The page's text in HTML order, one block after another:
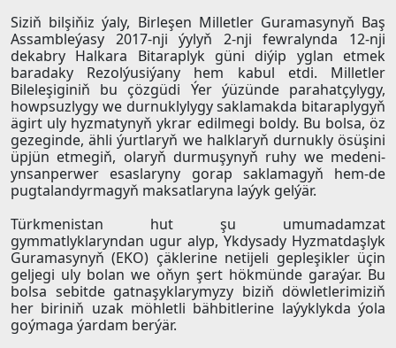
Siziň bilşiňiz ýaly, Birleşen Milletler Guramasynyň Baş
Assambleýasy 2017-nji ýylyň 2-nji fewralynda 12-nji
dekabry Halkara Bitaraplyk güni diýip yglan etmek
baradaky Rezolýusiýany hem kabul etdi. Milletler
Bileleşiginiň bu çözgüdi Ýer ýüzünde parahatçylygy,
howpsuzlygy we durnuklylygy saklamakda bitaraplygyň
ägirt uly hyzmatynyň ykrar edilmegi boldy. Bu bolsa, öz
gezeginde, ähli ýurtlaryň we halklaryň durnukly ösüşini
üpjün etmegiň, olaryň durmuşynyň ruhy we medeni-
ynsanperwer esaslaryny gorap saklamagyň hem-de
pugtalandyrmagyň maksatlaryna laýyk gelýär.
Türkmenistan hut şu umumadamzat
gymmatlyklaryndan ugur alyp, Ykdysady Hyzmatdaşlyk
Guramasynyň (EKO) çäklerine netijeli gepleşikler üçin
geljegi uly bolan we oňyn şert hökmünde garaýar. Bu
bolsa sebitde gatnaşyklarymyzy biziň döwletlerimiziň
her biriniň uzak möhletli bähbitlerine laýyklykda ýola
goýmaga ýardam berýär.